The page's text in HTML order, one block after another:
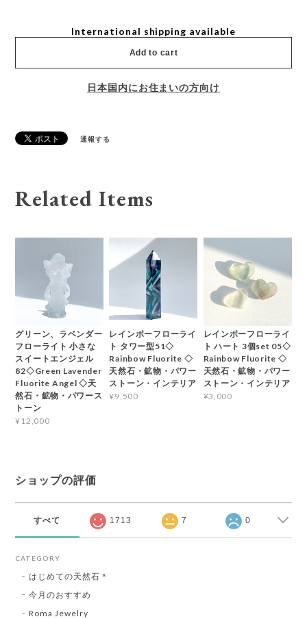
International shipping available
Add to cart
日本国内にお住まいの方向け
通報する
Related Items
グリーン、ラベンダー
フローライト 小さな
スイートエンジェル
82◇Green Lavender
Fluorite Angel ◇天
然石・鉱物・パワース
トーン
¥12,000
レインボーフローライ
ト タワー型51◇
Rainbow Fluorite ◇
天然石・鉱物・パワー
ストーン・インテリア
¥9,500
レインボーフローライ
ト ハート 3個set 05◇
Rainbow Fluorite ◇
天然石・鉱物・パワー
ストーン・インテリア
¥3,000
ショップの評価
すべて 1713 7 0
CATEGORY
はじめての天然石＊
今月のおすすめ
Roma Jewelry